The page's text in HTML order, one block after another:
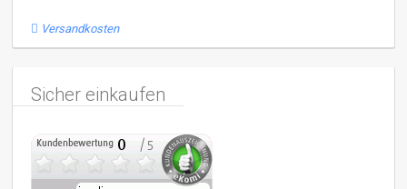
Versandkosten
Sicher einkaufen